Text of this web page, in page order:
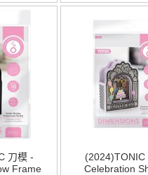
刀模 -
Frame
(2024)TONIC
Celebration